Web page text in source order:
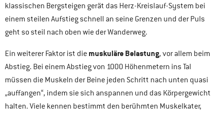
klassischen Bergsteigen gerät das Herz-Kreislauf-System bei
einem steilen Aufstieg schnell an seine Grenzen und der Puls
geht so steil nach oben wie der Wanderweg.
Ein weiterer Faktor ist die muskuläre Belastung, vor allem beim
Abstieg. Bei einem Abstieg von 1000 Höhenmetern ins Tal
müssen die Muskeln der Beine jeden Schritt nach unten quasi
„auffangen“, indem sie sich anspannen und das Körpergewicht
halten. Viele kennen bestimmt den berühmten Muskelkater,